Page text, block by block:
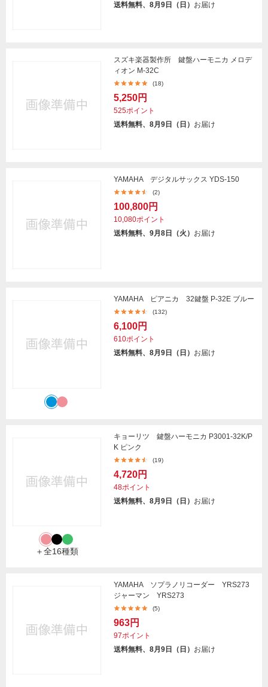
送料無料、8月9日（日） お届け
スズキ楽器製作所 鍵盤ハーモニカ メロデ
ィオン M-32C
(18)
5,250円
525ポイント
送料無料、8月9日（日） お届け
YAMAHA デジタルサックス YDS-150
(2)
100,800円
10,080ポイント
送料無料、9月8日（火） お届け
YAMAHA ピアニカ 32鍵盤 P-32E ブルー
(132)
6,100円
610ポイント
送料無料、8月9日（日） お届け
＋全16種類
キョーリツ 鍵盤ハーモニカ P3001-32K/P
K ピンク
(19)
4,720円
48ポイント
送料無料、8月9日（日） お届け
YAMAHA ソプラノリコーダー YRS273
ジャーマン YRS273
(5)
963円
97ポイント
送料無料、8月9日（日） お届け